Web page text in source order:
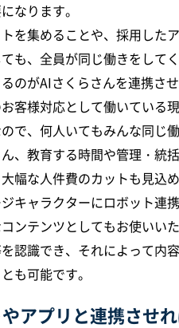
なります。
を集めることや、採用した
も、全員が同じ働きをして
のがAIさくらさんを連携さ
客様対応として働いている
で、何人いてもみんな同じ
、教育する時間や管理・統
幅な人件費のカットも見込め
キャラクターにロボット連
ンテンツとしてもお使いい
認識でき、それによって内
も可能です。
アプリと連携させ